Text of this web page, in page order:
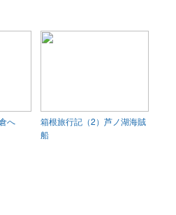
へ
箱根旅行記（2）芦ノ湖海賊
船